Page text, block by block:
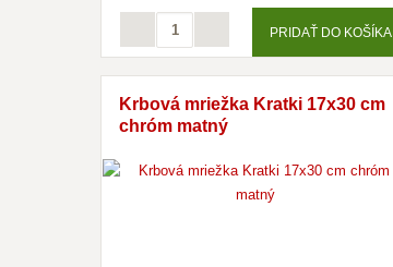
PRIDAŤ DO KOŠÍKA
Krbová mriežka Kratki 17x30 cm
chróm matný